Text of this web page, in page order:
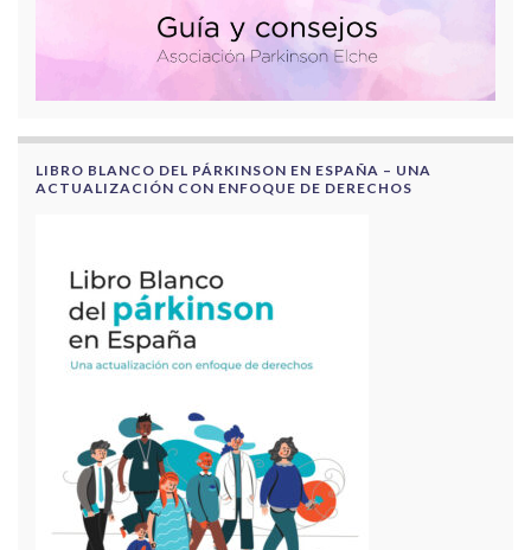
LIBRO BLANCO DEL PÁRKINSON EN ESPAÑA – UNA
ACTUALIZACIÓN CON ENFOQUE DE DERECHOS